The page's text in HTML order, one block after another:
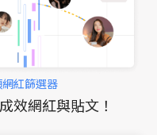
紅篩選器
效網紅與貼文！